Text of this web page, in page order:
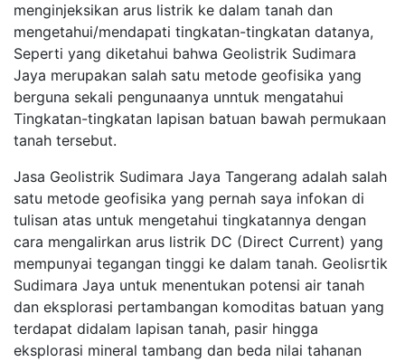
menginjeksikan arus listrik ke dalam tanah dan
mengetahui/mendapati tingkatan-tingkatan datanya,
Seperti yang diketahui bahwa Geolistrik Sudimara
Jaya merupakan salah satu metode geofisika yang
berguna sekali pengunaanya unntuk mengatahui
Tingkatan-tingkatan lapisan batuan bawah permukaan
tanah tersebut.
Jasa Geolistrik Sudimara Jaya Tangerang adalah salah
satu metode geofisika yang pernah saya infokan di
tulisan atas untuk mengetahui tingkatannya dengan
cara mengalirkan arus listrik DC (Direct Current) yang
mempunyai tegangan tinggi ke dalam tanah. Geolisrtik
Sudimara Jaya untuk menentukan potensi air tanah
dan eksplorasi pertambangan komoditas batuan yang
terdapat didalam lapisan tanah, pasir hingga
eksplorasi mineral tambang dan beda nilai tahanan